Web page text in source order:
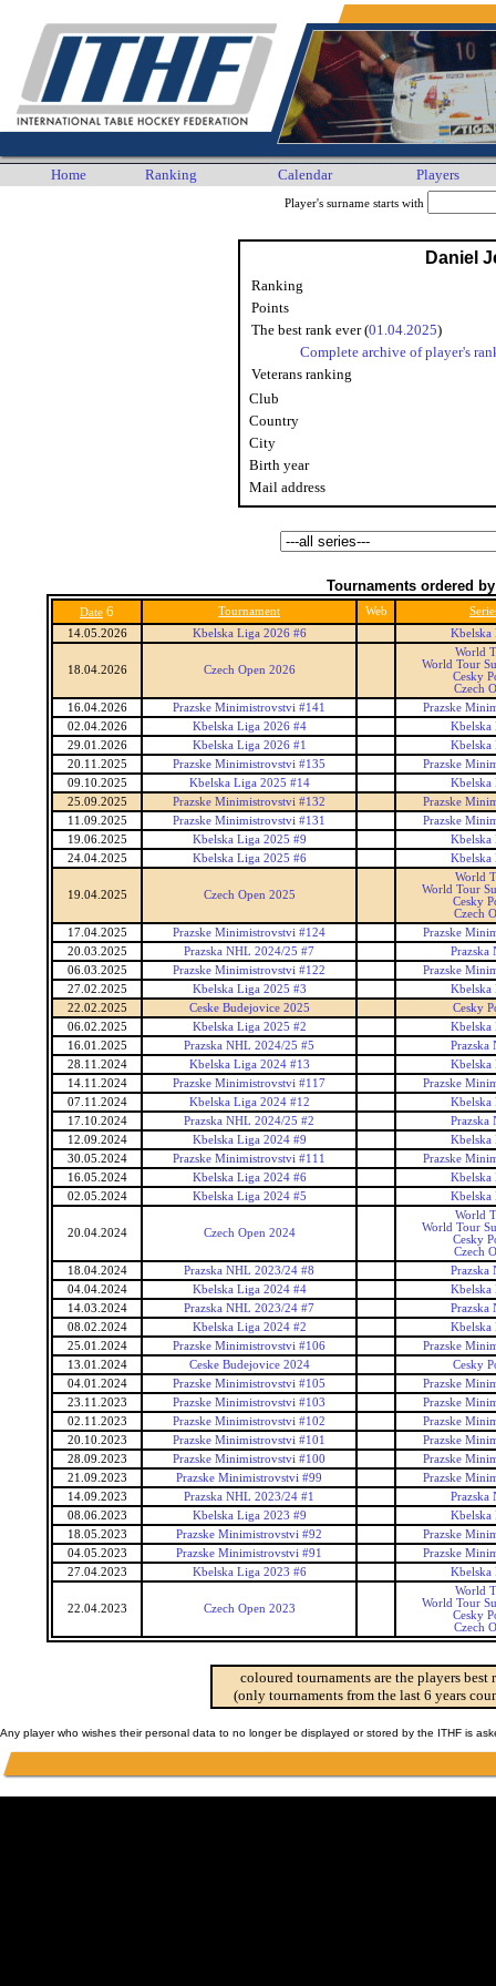
Home Ranking Calendar Players
Player's surname starts with
Daniel
Ranking
Points
The best rank ever (01.04.2025)
Complete archive of player's
Veterans ranking
Club
Country
City
Birth year
Mail address
Tournaments ordered
Date 6 Tournament Web
14.05.2026
Kbelska Liga 2026 #6 Kbelska
18.04.2026 Czech Open 2026
World
World Tour
Cesky
Czech
16.04.2026
Prazske Minimistrovstvi #141
Prazske
02.04.2026
Kbelska Liga 2026 #4
Kbelska
29.01.2026
Kbelska Liga 2026 #1
Kbelska
20.11.2025
Prazske Minimistrovstvi #135
Prazske
09.10.2025
Kbelska Liga 2025 #14
Kbelska
25.09.2025
Prazske Minimistrovstvi #132
Prazske
11.09.2025
Prazske Minimistrovstvi #131
Prazske
19.06.2025
Kbelska Liga 2025 #9
Kbelska
24.04.2025
Kbelska Liga 2025 #6 Kbelska
19.04.2025 Czech Open 2025
World
World Tour
Cesky
Czech
17.04.2025
Prazske Minimistrovstvi #124
Prazske
20.03.2025
Prazska NHL 2024/25 #7
Prazska
06.03.2025
Prazske Minimistrovstvi #122
Prazske
27.02.2025
Kbelska Liga 2025 #3
Kbelska
22.02.2025
Ceske Budejovice 2025
Cesky
06.02.2025
Kbelska Liga 2025 #2
Kbelska
16.01.2025
Prazska NHL 2024/25 #5
Prazska
28.11.2024
Kbelska Liga 2024 #13
Kbelska
14.11.2024
Prazske Minimistrovstvi #117
Prazske
07.11.2024
Kbelska Liga 2024 #12
Kbelska
17.10.2024
Prazska NHL 2024/25 #2
Prazska
12.09.2024
Kbelska Liga 2024 #9
Kbelska
30.05.2024
Prazske Minimistrovstvi #111
Prazske
16.05.2024
Kbelska Liga 2024 #6
Kbelska
02.05.2024
Kbelska Liga 2024 #5 Kbelska
20.04.2024 Czech Open 2024
World
World Tour
Cesky
Czech
18.04.2024
Prazska NHL 2023/24 #8
Prazska
04.04.2024
Kbelska Liga 2024 #4
Kbelska
14.03.2024
Prazska NHL 2023/24 #7
Prazska
08.02.2024
Kbelska Liga 2024 #2
Kbelska
25.01.2024
Prazske Minimistrovstvi #106
Prazske
13.01.2024
Ceske Budejovice 2024
Cesky
04.01.2024
Prazske Minimistrovstvi #105
Prazske
23.11.2023
Prazske Minimistrovstvi #103
Prazske
02.11.2023
Prazske Minimistrovstvi #102
Prazske
20.10.2023
Prazske Minimistrovstvi #101
Prazske
28.09.2023
Prazske Minimistrovstvi #100
Prazske
21.09.2023
Prazske Minimistrovstvi #99
Prazske
14.09.2023
Prazska NHL 2023/24 #1
Prazska
08.06.2023
Kbelska Liga 2023 #9
Kbelska
18.05.2023
Prazske Minimistrovstvi #92
Prazske
04.05.2023
Prazske Minimistrovstvi #91
Prazske
27.04.2023
Kbelska Liga 2023 #6 Kbelska
22.04.2023 Czech Open 2023
World
World Tour
Cesky
Czech
coloured tournaments are the players
(only tournaments from the last 6 years
Any player who wishes their personal data to no longer be displayed or stored by the ITHF is